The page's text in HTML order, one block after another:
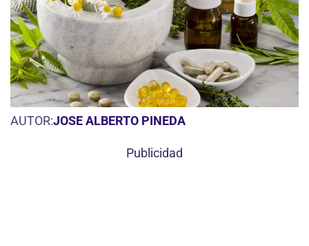
AUTOR:JOSE ALBERTO PINEDA
Publicidad